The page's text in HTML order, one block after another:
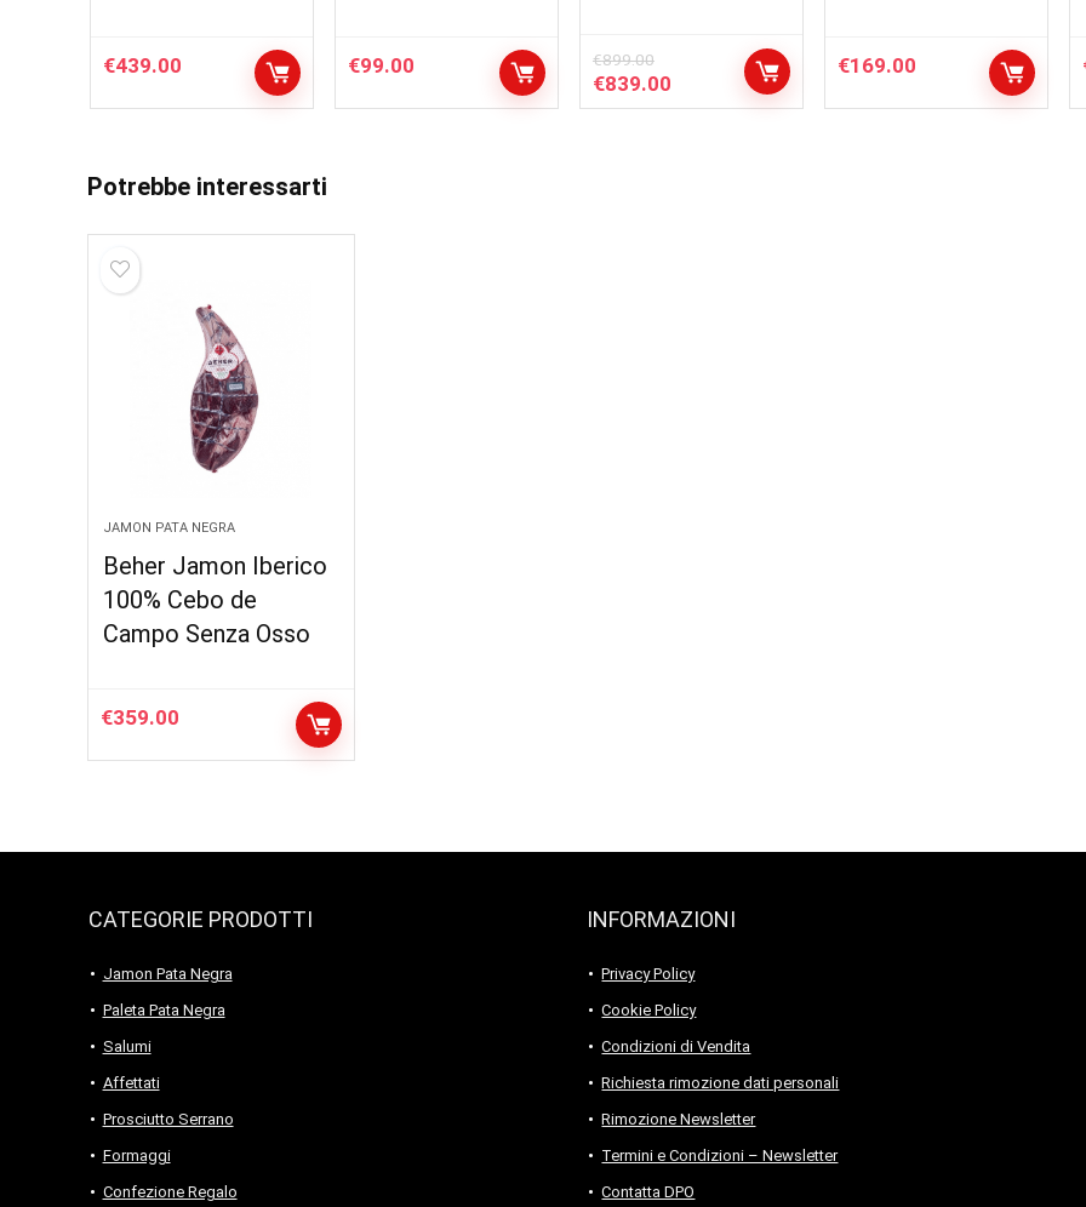
€439.00 €99.00 €899.00
Il
prezzo
€839.00Il
prezzo
€169.00
Potrebbe interessarti
JAMON PATA NEGRA
Beher Jamon Iberico
100% Cebo de
Campo Senza Osso
€359.00
CATEGORIE PRODOTTI
Jamon Pata Negra
Paleta Pata Negra
Salumi
Affettati
Prosciutto Serrano
Formaggi
Confezione Regalo
INFORMAZIONI
Privacy Policy
Cookie Policy
Condizioni di Vendita
Richiesta rimozione dati personali
Rimozione Newsletter
Termini e Condizioni – Newsletter
Contatta DPO